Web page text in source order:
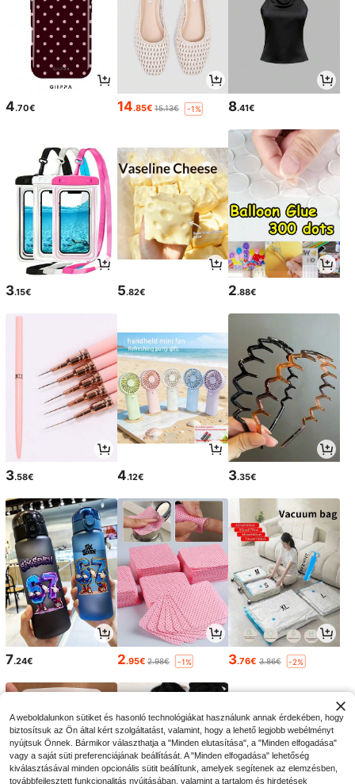
4.70€ 14.85€ 15.13€ -1% 8.41€
3.15€ 5.82€ 2.88€
3.58€ 4.12€ 3.35€
7.24€ 2.95€ 2.98€ -1% 3.76€ 3.86€ -2%
A weboldalunkon sütiket és hasonló technológiákat használunk annak érdekében, hogy
biztosítsuk az Ön által kért szolgáltatást, valamint, hogy a lehető legjobb webélményt
nyújtsuk Önnek. Bármikor választhatja a "Minden elutasítása", a "Minden elfogadása"
vagy a saját süti preferenciájának beállítását. A "Minden elfogadása" lehetőség
kiválasztásával minden opcionális sütit beállítunk, amelyek segítenek az elemzésben,
továbbfejlesztett funkcionalitás nyújtásában, valamint a tartalom és hirdetések